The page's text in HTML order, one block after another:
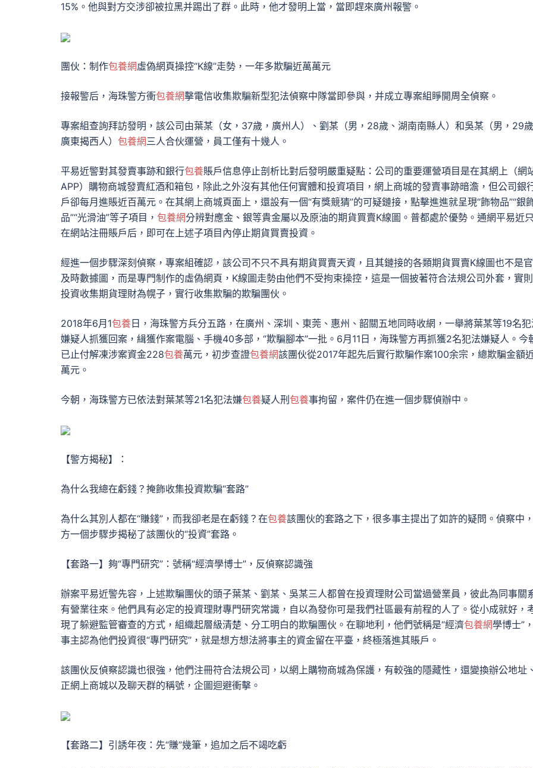
15%。他與對方交涉卻被拉黑并踢出了群。此時，他才發明上當，當即趕來廣州報警。
團伙：制作包養網虛偽網頁操控“K線”走勢，一年多欺騙近萬萬元
接報警后，海珠警方衝包養網擊電信收集欺騙新型犯法偵察中隊當即參與，并成立專案組睜開周全偵察。
專案組查詢拜訪發明，該公司由葉某（女，37歲，廣州人）、劉某（男，28歲、湖南南縣人）和吳某（男，29歲
廣東揭西人） 包養網三人合伙運營，員工僅有十幾人。
平易近警對其發賣事跡和銀行包養賬戶信息停止剖析比對后發明嚴重疑點：公司的重要運營項目是在其網上（網
APP）購物商城發賣紅酒和箱包，除此之外沒有其他任何實體和投資項目，網上商城的發賣事跡暗澹，但公司銀
戶卻每月進賬近百萬元。在其網上商城頁面上，還設有一個“有獎競猜”的可疑鏈接，點擊進進就呈現“飾物品”“銀
品”“光滑油”等子項目， 包養網分辨對應金、銀等貴金屬以及原油的期貨買賣K線圖。普都處於優勢。通網平易近
在網站注冊賬戶后，即可在上述子項目內停止期貨買賣投資。
經進一個步驟深刻偵察，專案組確認，該公司不只不具有期貨買賣天資，且其鏈接的各類期貨買賣K線圖也不是
及時數據圖，而是專門制作的虛偽網頁，K線圖走勢由他們不受拘束操控，這是一個披著符合法規公司外套，實
投資收集期貨理財為幌子，實行收集欺騙的欺騙團伙。
2018年6月1包養 日，海珠警方兵分五路，在廣州、深圳、東莞、惠州、韶關五地同時收網，一舉將葉某等19名犯
嫌疑人抓獲回案，緝獲作案電腦、手機40多部，“欺騙腳本”一批。6月11日，海珠警方再抓獲2名犯法嫌疑人。今
已止付解凍涉案資金228包養萬元，初步查證包養網該團伙從2017年起先后實行欺騙作案100余宗，總欺騙金額
萬元。
今朝，海珠警方已依法對葉某等21名犯法嫌包養疑人刑 包養事拘留，案件仍在進一個步驟偵辦中。
【警方揭秘】：
為什么我總在虧錢？掩飾收集投資欺騙“套路”
為什么其別人都在“賺錢”，而我卻老是在虧錢？在包養該團伙的套路之下，很多事主提出了如許的疑問。偵察中
方一個步驟步揭秘了該團伙的“投資”套路。
【套路一】夠“專門研究”：號稱“經濟學博士”，反偵察認識強
辦案平易近警先容，上述欺騙團伙的頭子葉某、劉某、吳某三人都曾在投資理財公司當過營業員，彼此為同事關
有營業往來。他們具有必定的投資理財專門研究常識，自以為發你可是我們社區最有前程的人了。從小成就好，
現了躲避監管審查的方式，組織起層級清楚、分工明白的欺騙團伙。在聊地利，他們號稱是“經濟包養網學博士”
事主認為他們投資很“專門研究”，就是想方想法將事主的資金留在平臺，終極落進其賬戶。
該團伙反偵察認識也很強，他們注冊符合法規公司，以網上購物商城為保護，有較強的隱藏性，還變換辦公地址
正網上商城以及聊天群的稱號，企圖迴避衝擊。
【套路二】引誘年夜：先“賺”幾筆，追加之后不竭吃虧